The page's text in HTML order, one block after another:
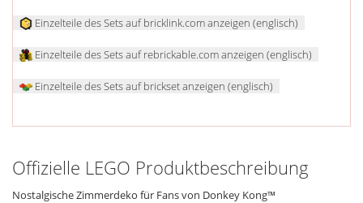
Einzelteile des Sets auf bricklink.com anzeigen (englisch)
Einzelteile des Sets auf rebrickable.com anzeigen (englisch)
Einzelteile des Sets auf brickset anzeigen (englisch)
Offizielle LEGO Produktbeschreibung
Nostalgische Zimmerdeko für Fans von Donkey Kong™